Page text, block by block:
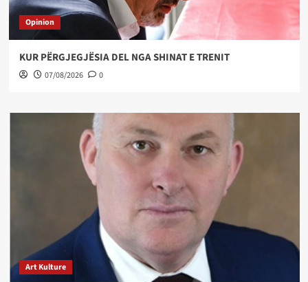
Opinion
KUR PËRGJEGJËSIA DEL NGA SHINAT E TRENIT
07/08/2026 0
Art Kulture